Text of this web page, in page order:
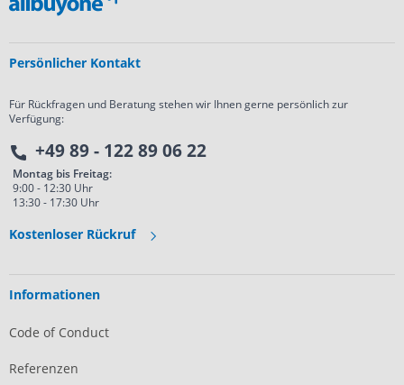
Persönlicher Kontakt
Für Rückfragen und Beratung stehen wir Ihnen gerne persönlich zur
Verfügung:
+49 89 - 122 89 06 22
Montag bis Freitag:
9:00 - 12:30 Uhr
13:30 - 17:30 Uhr
Kostenloser Rückruf
Informationen
Code of Conduct
Referenzen